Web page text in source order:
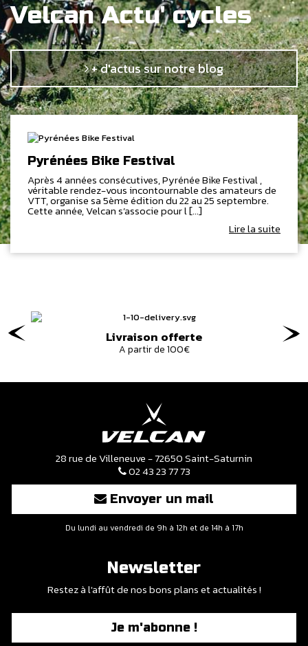
Velcan Actu' cycles
+ d'actus sur notre blog
Pyrénées Bike Festival
Après 4 années consécutives, Pyrénée Bike Festival ,
véritable rendez-vous incontournable des amateurs de
VTT, organise sa 5ème édition du 22 au 25 septembre.
Cette année, Velcan s’associe pour l [...]
Lire la suite
Livraison offerte
A partir de 100€
28 rue de Villeneuve - 72650 Saint-Saturnin
02 43 23 77 73
Envoyer un mail
Du lundi au vendredi de 9h à 12h et de 14h à 17h
Newsletter
Restez à l'affût de nos bons plans et actualités !
Je m'abonne !